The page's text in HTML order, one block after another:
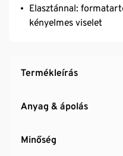
Elasztánnal:
kényelmes viselet
Termékleírás
Anyag & ápolás
Minőség